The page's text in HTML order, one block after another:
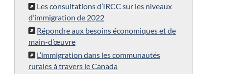
Les consultations d’IRCC sur les niveaux
d’immigration de 2022
Répondre aux besoins économiques et de
main-d’œuvre
L’immigration dans les communautés
rurales à travers le Canada